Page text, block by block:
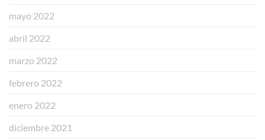
mayo 2022
abril 2022
marzo 2022
febrero 2022
enero 2022
diciembre 2021